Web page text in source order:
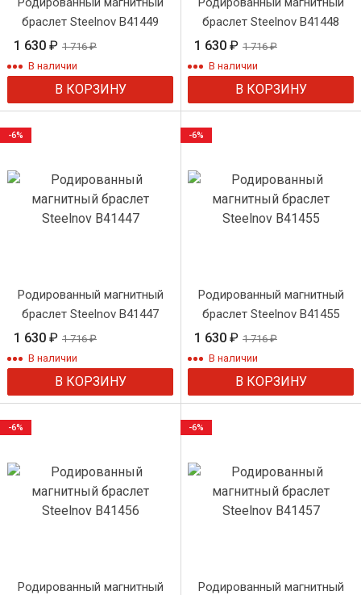
браслет Steelnov B41449
1 630 ₽ 1 716₽
В наличии
В КОРЗИНУ
браслет Steelnov B41448
1 630 ₽ 1 716₽
В наличии
В КОРЗИНУ
Родированный магнитный
браслет Steelnov B41447
1 630 ₽ 1 716₽
В наличии
В КОРЗИНУ
-6%
Родированный магнитный
браслет Steelnov B41455
1 630 ₽ 1 716₽
В наличии
В КОРЗИНУ
-6%
Родированный магнитный
-6%
Родированный магнитный
-6%